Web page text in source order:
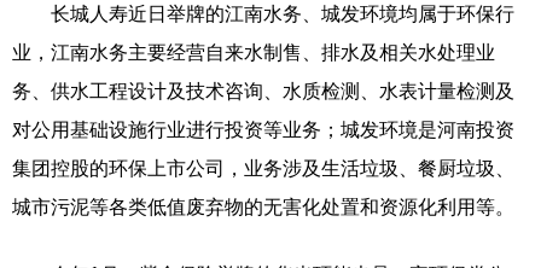
长城人寿近日举牌的江南水务、城发环境均属于环保行
业，江南水务主要经营自来水制售、排水及相关水处理业
务、供水工程设计及技术咨询、水质检测、水表计量检测及
对公用基础设施行业进行投资等业务；城发环境是河南投资
集团控股的环保上市公司，业务涉及生活垃圾、餐厨垃圾、
城市污泥等各类低值废弃物的无害化处置和资源化利用等。